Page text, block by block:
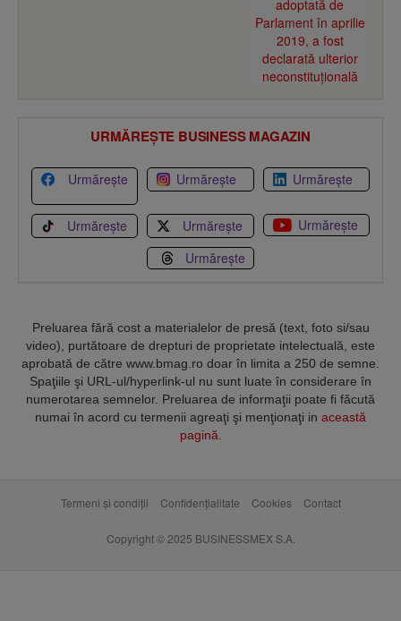
URMĂREȘTE BUSINESS MAGAZIN
Urmărește Urmărește Urmărește
Urmărește Urmărește
Urmărește
Urmărește
Preluarea fără cost a materialelor de presă (text, foto si/sau
video), purtătoare de drepturi de proprietate intelectuală, este
aprobată de către www.bmag.ro doar în limita a 250 de semne.
Spaţiile şi URL-ul/hyperlink-ul nu sunt luate în considerare în
numerotarea semnelor. Preluarea de informaţii poate fi făcută
numai în acord cu termenii agreaţi şi menţionaţi in această
pagină
Termeni și condiții Confidențialitate Cookies Contact
Copyright © 2025 BUSINESSMEX S.A.